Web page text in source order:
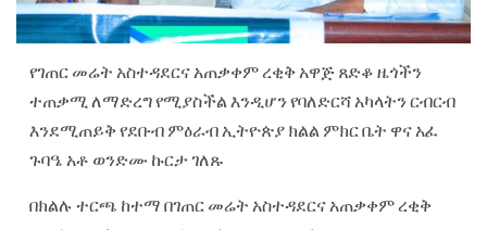
የገጠር መሬት አስተዳደርና አጠቃቀም ረቂቅ አዋጅ ጸድቆ ዜጎችን
ተጠቃሚ ለማድረግ የሚያስችል እንዲሆን የባለድርሻ አካላትን ርብርብ
እንደሚጠይቅ የደቡብ ምዕራብ ኢትዮጵያ ክልል ምክር ቤት ዋና አፈ
ጉባዔ አቶ ወንድሙ ኩርታ ገለጹ
በክልሉ ተርጫ ከተማ በገጠር መሬት አስተዳደርና አጠቃቀም ረቂቅ